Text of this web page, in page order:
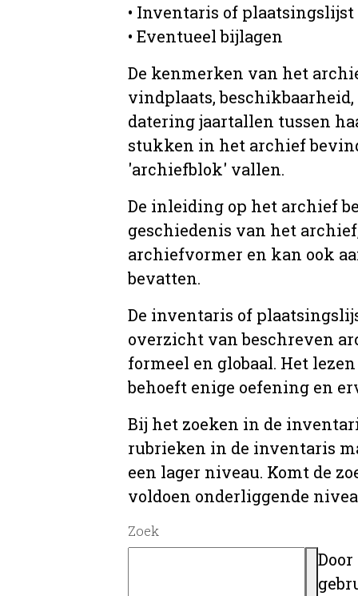
• Inventaris of plaatsingslijst
• Eventueel bijlagen
De kenmerken van het
vindplaats,
datering jaartallen tussen
stukken in het archief
'archiefblok' vallen.
De inleiding op het archief
geschiedenis van het
archiefvormer en kan ook
bevatten.
De inventaris of
overzicht van beschreven
formeel en globaal. Het
behoeft enige oefening en
Bij het zoeken in de
rubrieken in de inventaris
een lager niveau. Komt de
voldoen onderliggende
Zoek